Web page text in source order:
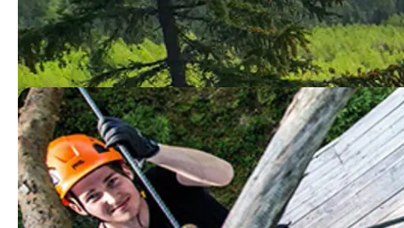
Kaffe/te och fralla
Zipline Svarta turen
Lunch